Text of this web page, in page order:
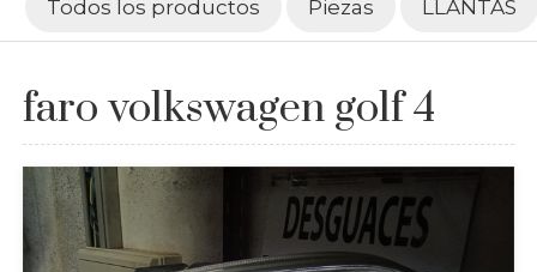
Todos los productos Piezas LLANTAS
faro volkswagen golf 4